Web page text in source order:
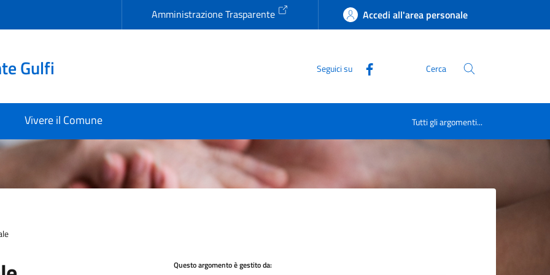
Amministrazione Trasparente Accedi all'area personale
Gulfi Seguici su Cerca
Vivere il Comune Tutti gli argomenti...
Questo argomento è gestito da: